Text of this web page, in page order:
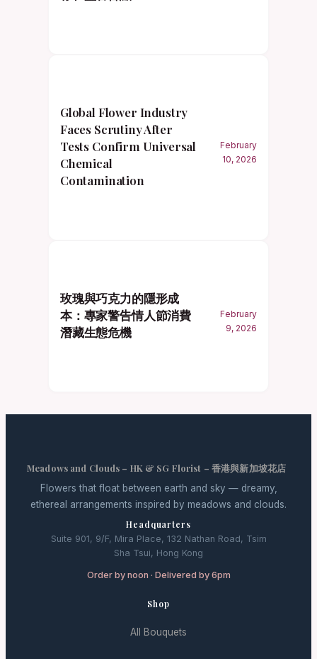
Global Flower Industry
Faces Scrutiny After
Tests Confirm Universal
Chemical
Contamination
February
10, 2026
玫瑰與巧克力的隱形成
本：專家警告情人節消費
潛藏生態危機
February
9, 2026
Meadows and Clouds – HK & SG Florist – 香港與新加坡花店
Flowers that float between earth and sky — dreamy,
ethereal arrangements inspired by meadows and clouds.
Headquarters
Suite 901, 9/F, Mira Place, 132 Nathan Road, Tsim
Sha Tsui, Hong Kong
Order by noon · Delivered by 6pm
Shop
All Bouquets